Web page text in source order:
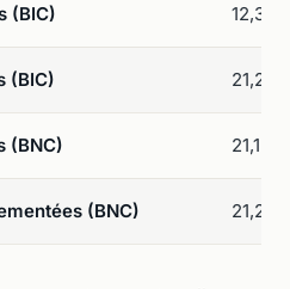
(BIC) 12,3
(BIC) 21,2
(BNC) 21,1
(BNC) 21,2